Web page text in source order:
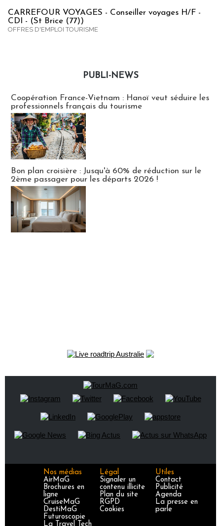
CARREFOUR VOYAGES - Conseiller voyages H/F -
CDI - (St Brice (77))
OFFRES D'EMPLOI TOURISME
PUBLI-NEWS
Coopération France-Vietnam : Hanoï veut séduire les
professionnels français du tourisme
Bon plan croisière : Jusqu'à 60% de réduction sur le
2ème passager pour les départs 2026 !
Nos médias
AirMaG
Brochures en
ligne
CruiseMaG
DestiMaG
Futuroscopie
La Travel Tech
Légal
Signaler un
contenu illicite
Plan du site
RGPD
Cookies
Utiles
Contact
Publicité
Agenda
La presse en
parle